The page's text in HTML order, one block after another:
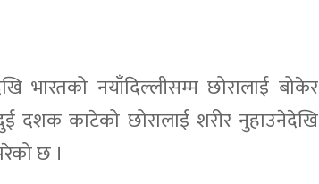
भारतको नयाँदिल्लीसम्म छोरालाई बोकेर
दशक काटेको छोरालाई शरीर नुहाउनेदेखि
छ ।